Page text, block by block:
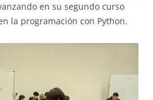
en su segundo curso
la programación con Python.